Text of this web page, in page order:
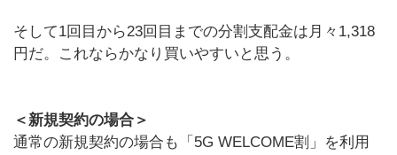
そして1回目から23回目までの分割支配金は月々1,318
円だ。これならかなり買いやすいと思う。
＜新規契約の場合＞
通常の新規契約の場合も「5G WELCOME割」を利用